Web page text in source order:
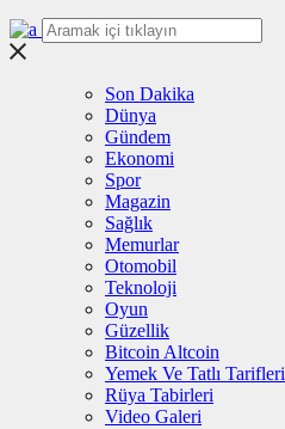
Son Dakika
Dünya
Gündem
Ekonomi
Spor
Magazin
Sağlık
Memurlar
Otomobil
Teknoloji
Oyun
Güzellik
Bitcoin Altcoin
Yemek Ve Tatlı Tarifleri
Rüya Tabirleri
Video Galeri